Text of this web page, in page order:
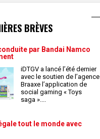
BRÈVES
par Bandai Namco
iDTGV a lancé l’été dernier
avec le soutien de l’agence
Braaxe l’application de
social gaming « Toys
saga »....
tout le monde avec